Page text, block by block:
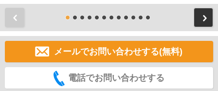
メールでお問い合わせする(無料)
電話でお問い合わせする